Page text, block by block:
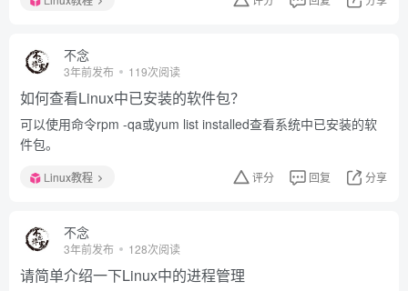
不念
3年前发布 119次阅读
如何查看Linux中已安装的软件包？
可以使用命令rpm -qa或yum list installed查看系统中已安装的软
件包。
Linux教程 评分 回复 分享
不念
3年前发布 128次阅读
请简单介绍一下Linux中的进程管理